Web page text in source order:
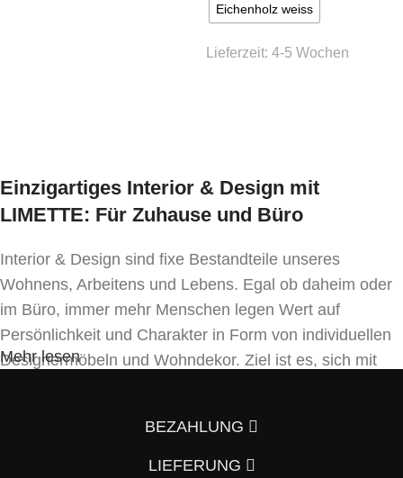
Eichenholz weiss
Lieferzeit: 4-5 Wochen
Einzigartiges Interior & Design mit
LIMETTE: Für Zuhause und Büro
Interior & Design sind fixe Bestandteile unseres
Wohnens, Arbeitens und Lebens. Egal ob daheim oder
im Büro, immer mehr Menschen legen Wert auf
Persönlichkeit und Charakter in Form von individuellen
Designermöbeln und Wohndekor. Ziel ist es, sich mit
von der Masse abzuheben.
Mehr lesen
BEZAHLUNG
LIEFERUNG